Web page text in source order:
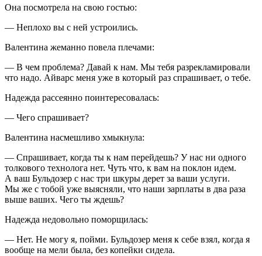
Она посмотрела на свою гостью:
— Неплохо вы с ней устроились.
Валентина жеманно повела плечами:
— В чем проблема? Давай к нам. Мы тебя разрекламировали
что надо. Айварс меня уже в который раз спрашивает, о тебе.
Надежда рассеянно поинтересовалась:
— Чего спрашивает?
Валентина насмешливо хмыкнула:
— Спрашивает, когда ты к нам перейдешь? У нас ни одного
толкового технолога нет. Чуть что, к вам на поклон идем.
А ваш Бульдозер с нас три шкуры дерет за ваши услуги.
Мы же с тобой уже выясняли, что наши зарплаты в два раза
выше ваших. Чего ты ждешь?
Надежда недовольно поморщилась:
— Нет. Не могу я, пойми. Бульдозер меня к себе взял, когда я
вообще на мели была, без копейки сидела.